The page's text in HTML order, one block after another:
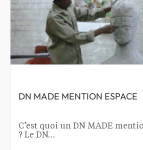
DN MADE MENTION ESPACE
C’est quoi un DN MADE
? Le DN…